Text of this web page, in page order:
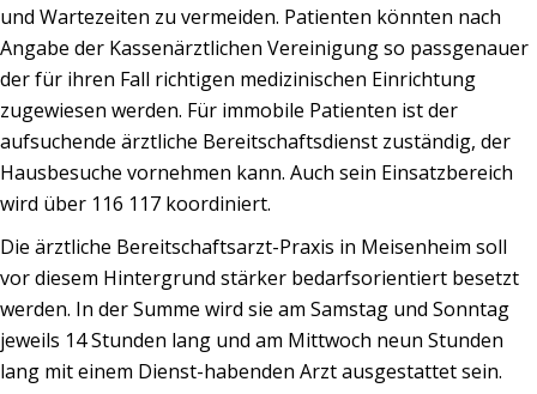
und Wartezeiten zu vermeiden. Patienten könnten nach
Angabe der Kassenärztlichen Vereinigung so passgenauer
der für ihren Fall richtigen medizinischen Einrichtung
zugewiesen werden. Für immobile Patienten ist der
aufsuchende ärztliche Bereitschaftsdienst zuständig, der
Hausbesuche vornehmen kann. Auch sein Einsatzbereich
wird über 116 117 koordiniert.
Die ärztliche Bereitschaftsarzt-Praxis in Meisenheim soll
vor diesem Hintergrund stärker bedarfsorientiert besetzt
werden. In der Summe wird sie am Samstag und Sonntag
jeweils 14 Stunden lang und am Mittwoch neun Stunden
lang mit einem Dienst-habenden Arzt ausgestattet sein.